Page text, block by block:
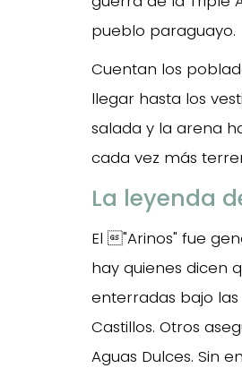
pueblo paraguayo.
Cuentan los
llegar hasta los
salada y la arena
cada vez más
La leyenda
El "Arinos" fue
hay quienes dicen
enterradas bajo
Castillos. Otros
Aguas Dulces. Sin